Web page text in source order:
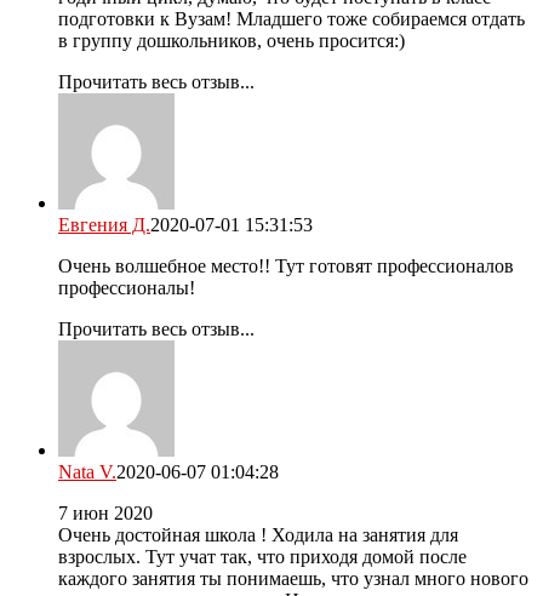
подготовки к Вузам! Младшего тоже собираемся отдать
в группу дошкольников, очень просится:)
Прочитать весь отзыв...
Евгения Д.2020-07-01 15:31:53
Очень волшебное место!! Тут готовят профессионалов
профессионалы!
Прочитать весь отзыв...
Nata V.2020-06-07 01:04:28
7 июн 2020
Очень достойная школа ! Ходила на занятия для
взрослых. Тут учат так, что приходя домой после
каждого занятия ты понимаешь, что узнал много нового